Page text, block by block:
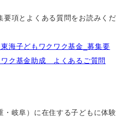
要項とよくある質問をお読みくだ
海子どもワクワク基金_募集要
ク基金助成 よくあるご質問
・岐阜）に在住する子どもに体験